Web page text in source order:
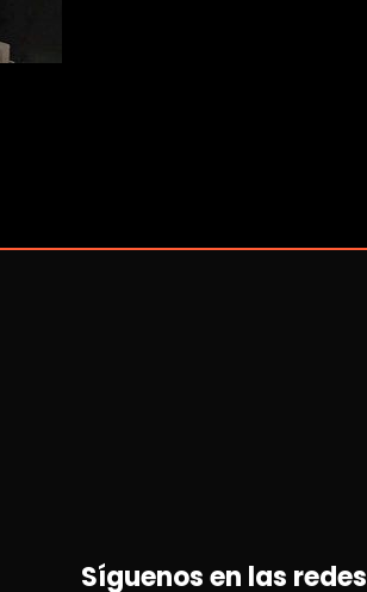
Síguenos en las redes